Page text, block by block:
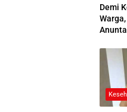
Demi
Warga,